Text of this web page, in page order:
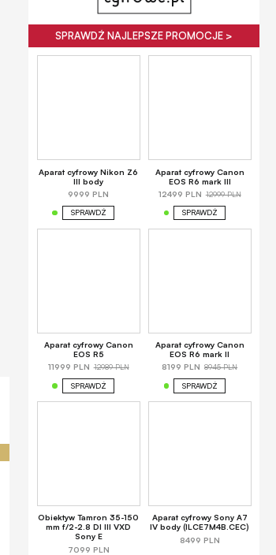
SPRAWDŹ NAJLEPSZE PROMOCJE >
Aparat cyfrowy Nikon Z6
III body
9999 PLN
SPRAWDŹ
Aparat cyfrowy Canon
EOS R6 mark III
12499 PLN 12999 PLN
SPRAWDŹ
Aparat cyfrowy Canon
EOS R5
11999 PLN 12989 PLN
SPRAWDŹ
Aparat cyfrowy Canon
EOS R6 mark II
8199 PLN 8945 PLN
SPRAWDŹ
Obiektyw Tamron 35-150
mm f/2-2.8 DI III VXD
Sony E
7099 PLN
Aparat cyfrowy Sony A7
IV body (ILCE7M4B.CEC)
8499 PLN